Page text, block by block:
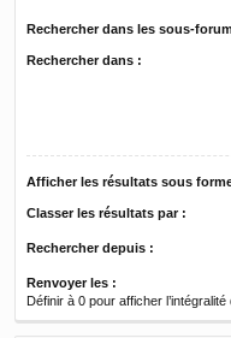
Rechercher dans les sous-
Rechercher dans :
Afficher les résultats sous
Classer les résultats par :
Rechercher depuis :
Renvoyer les :
Définir à 0 pour afficher l’intégralité